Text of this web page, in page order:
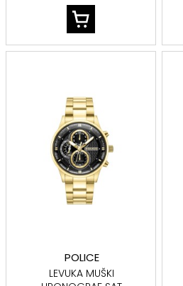
POLICE
LEVUKA MUŠKI